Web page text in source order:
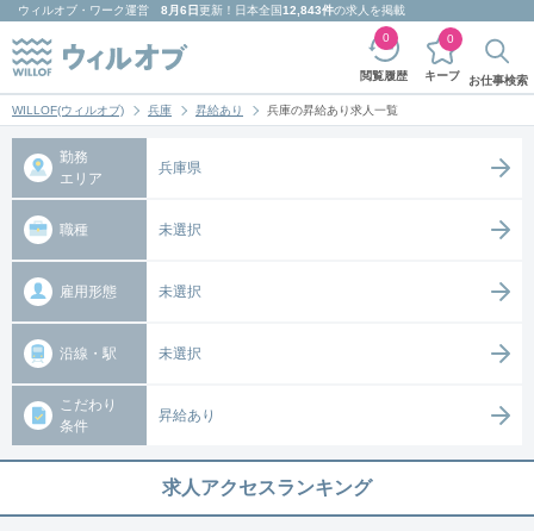
ウィルオブ・ワーク運営 8月6日更新！日本全国12,843件の求人を掲載
閲覧履歴
0
キープ
0
お仕事検索
WILLOF(ウィルオブ) 兵庫 昇給あり 兵庫の昇給あり求人一覧
勤務
エリア
兵庫県
職種 未選択
雇用形態 未選択
沿線・駅 未選択
こだわり
条件
昇給あり
求人アクセスランキング